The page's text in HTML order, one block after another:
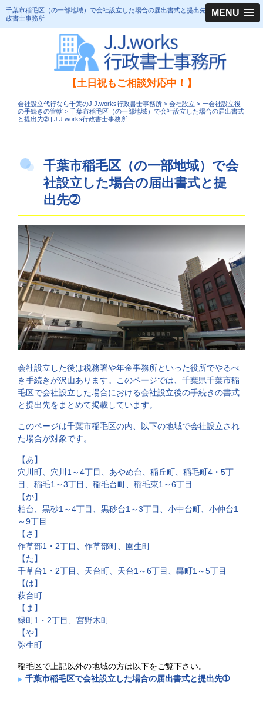
MENU
千葉市稲毛区（の一部地域）で会社設立した場合の届出書式と提出先➁｜J.J.works行
政書士事務所
【土日祝もご相談対応中！】
会社設立代行なら千葉のJ.J.works行政書士事務所 > 会社設立 > ー会社設立後
の手続きの管轄 > 千葉市稲毛区（の一部地域）で会社設立した場合の届出書式
と提出先➁ | J.J.works行政書士事務所
千葉市稲毛区（の一部地域）で会
社設立した場合の届出書式と提
出先➁
会社設立した後は税務署や年金事務所といった役所でやるべ
き手続きが沢山あります。このページでは、千葉県千葉市稲
毛区で会社設立した場合における会社設立後の手続きの書式
と提出先をまとめて掲載しています。
このページは千葉市稲毛区の内、以下の地域で会社設立され
た場合が対象です。
【あ】
穴川町、穴川1～4丁目、あやめ台、稲丘町、稲毛町4・5丁
目、稲毛1～3丁目、稲毛台町、稲毛東1～6丁目
【か】
柏台、黒砂1～4丁目、黒砂台1～3丁目、小中台町、小仲台1
～9丁目
【さ】
作草部1・2丁目、作草部町、園生町
【た】
千草台1・2丁目、天台町、天台1～6丁目、轟町1～5丁目
【は】
萩台町
【ま】
緑町1・2丁目、宮野木町
【や】
弥生町
稲毛区で上記以外の地域の方は以下をご覧下さい。
千葉市稲毛区で会社設立した場合の届出書式と提出先➀